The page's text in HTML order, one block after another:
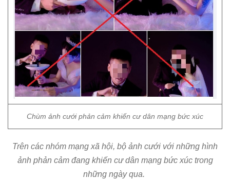
Chùm ảnh cưới phản cảm khiến cư dân mạng bức xúc
Trên các nhóm mạng xã hội, bộ ảnh cưới với những hình
ảnh phản cảm đang khiến cư dân mạng bức xúc trong
những ngày qua.